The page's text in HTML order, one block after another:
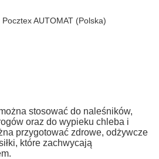
Pocztex AUTOMAT (Polska)
stosować do naleśników,
oraz do wypieku chleba i
przygotować zdrowe, odżywcze
które zachwycają